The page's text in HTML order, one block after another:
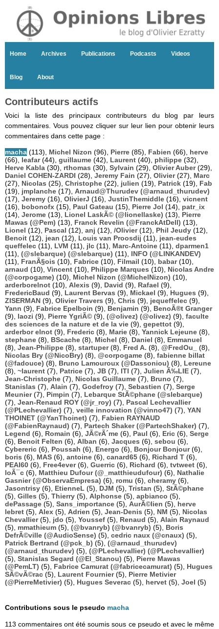
Home Archives Publications Podcasts Videos
Blog About
Contributeurs actifs
Voici la liste des principaux contributeurs du blog par leurs
commentaires. Vous pouvez cliquer sur leur lien pour obtenir leurs
commentaires dans cette page :
macha (113), Michel Nizon (96), Pierre (85), Fabien (66), herve
(66), leafar(44), guillaume (42), Laurent (40), philippe (32),
Herve Kabla (30), rthomas (30), Sylvain (29), Olivier Auber(29),
Daniel COHEN-ZARDI (28), Jeremy Fain (27), Olivier(27), Marc
(27), Nicolas (25), Christophe (22), julien (19), Patrick (19), Fab
(19), jmplanche (17), Arnaud@Thurudev (@arnaud_thurudev)
(17), Jeremy (16), OlivierJ (16), JustinThemiddle (16), vicnent
(16), bobonofx (15), Paul Gateau (15), Pierre Jol (14), patr_ix
(14), Jerome (13), Lionel LaskÃ© (@lionellaske) (13), Pierre
Mawas (@Pem) (13), Franck Revelin (@FranckAtDell) (13),
Lionel (12), Pascal (12), anj (12), /Olivier(12), Phil Jeudy (12),
Benoit (12), jean (12), Louis van Proosdij (11), jean-eudes
queffelec (11), LVM (11), jlc (11), Marc-Antoine (11), dparmen1
(11), (@slebarque) (@slebarque) (11), INFO (@LINKANDEV)
(11), FranÃ§ois (10), Fabrice (10), Filmail (10), babar(10),
arnaud (10), Vincent (10), Philippe Marques (10), Nicolas Andre
(@corpogame) (10), Michel Nizon (@MichelNizon) (10),
arderborelnot (10), Alexis (9), David (9), Rafael (9),
FredericBaud (9), Laurent Bervas (9), Mickael (9), Hugues (9),
ZISERMAN (9), Olivier Travers (9), Chris (9), jequeffelec (9),
Yann (9), Fabrice Epelboin (9), Benjamin (9), BenoÃ®t Granger
(9), laozi (9), Pierre YgriÃ© (9), (@olivez) (@olivez) (9), faculte
des sciences de la nature et de la vie (9), gepettot (9),
arderbor elnot (9), Frederic (8), Marie (8), Yannick Lejeune (8),
stephane (8), BScache (8), Michel (8), Daniel (8), Emmanuel
(8), Jean-Philippe (8), startuper(8), Fred A. (8), @FredOu_
(8),
Nicolas Bry (@NicoBry) (8), @corpogame (8), fabienne billat
(@fadouce) (8), Bruno Lamouroux (@Dassoniou) (8), Lereune
(8), ~laurent (7), Patrice (7), JB (7), ITI (7), Julien Ã‰LIE (7),
Jean-Christophe (7), Nicolas Guillaume (7), Bruno (7),
Stanislas (7), Alain (7), Godefroy (7), Sebastien (7), Serge
Meunier(7), Pimpin (7), Lebarque StÃ©phane (@slebarque)
(7), Jean-Renaud ROY (@jr_roy) (7), Pascal Lechevallier
(@PLechevallier) (7), veille innovation (@vinno47) (7), YAN
THOINET (@YanThoinet) (7), Fabien RAYNAUD
(@FabienRaynaud) (7), Partech Shaker (@PartechShaker) (7),
Legend (6), Romain (6), JÃ©rÃ´me (6), Paul (6), Eric (6), Serge
(6), Benoit Felten (6), Alban (6), Jacques (6), sebou (6),
Cybereric (6), Poussah (6), Energo (6), Bonjour Bonjour(6),
boris (6), MAS (6), antoine (6), canard65 (6), Richard T (6),
PEAI60 (6), Free4ever(6), Guerric (6), Richard (6), tvtweet (6),
loÃ¯c (6), Matthieu Dufour (@_matthieudufour) (6), Nathalie
Gasnier (@ObservaEmpresa) (6), romu (6), cheramy (6),
Jasontrisy (6), EtienneL (5), DJM (5), Tristan (5), StÃ©phane
(5), Gilles (5), Thierry (5), Alphonse (5), apbianco (5),
dePassage (5), Sans_importance (5), AurÃ©lien (5), herve
lebret (5), Alex (5), Adrien (5), Jean-Denis (5), NM (5), Nicolas
Chevallier(5), jdo (5), Youssef (5), Renaud (5), Alain Raynaud
(5), mmathieum (5), (@bvanryb) (@bvanryb) (5), Boris
DefrÃ©ville (@AudioSense) (5), cedric naux (@cnaux) (5),
Patrick Bertrand (@pck_b) (5), (@arnaud_thurudev)
(@arnaud_thurudev) (5), (@PLechevallier) (@PLechevallier)
(5), Stanislas Segard (@El_Stanou) (5), Pierre Mawas
(@PemLT) (5), Fabrice Camurat (@fabricecamurat) (5), Hugues
SÃ©vÃ©rac (5), Laurent Fournier(5), Pierre Metivier
(@PierreMetivier) (5), Hugues Severac (5), hervet (5), Joel (5)
Contributions sous le pseudo macha
113 commentaires ont été soumis sous ce pseudo et avec le même